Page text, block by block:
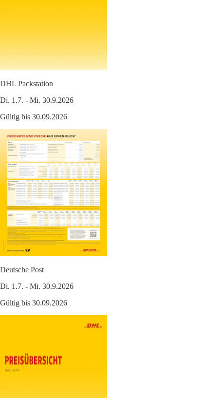
DHL Packstation
Di. 1.7. - Mi. 30.9.2026
Gültig bis 30.09.2026
Deutsche Post
Di. 1.7. - Mi. 30.9.2026
Gültig bis 30.09.2026